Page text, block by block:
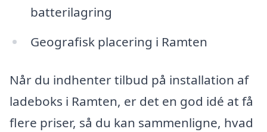
batterilagring
Geografisk placering i Ramten
Når du indhenter tilbud på installation af
ladeboks i Ramten, er det en god idé at få
flere priser, så du kan sammenligne, hvad